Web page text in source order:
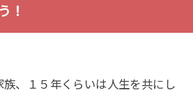
！
族、１５年くらいは人生を共にし